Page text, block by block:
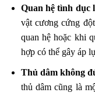
Quan hệ tình dục
vật cương cứng
quan hệ hoặc khi
hợp có thể gây áp
Thủ dâm không
thủ dâm cũng là